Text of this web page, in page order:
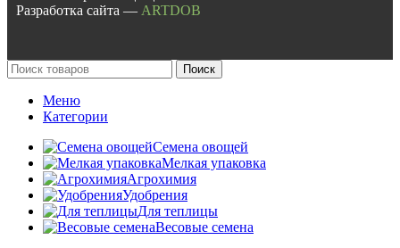
Разработка сайта — ARTDOB
Поиск
Меню
Категории
Семена овощей
Мелкая упаковка
Агрохимия
Удобрения
Для теплицы
Весовые семена